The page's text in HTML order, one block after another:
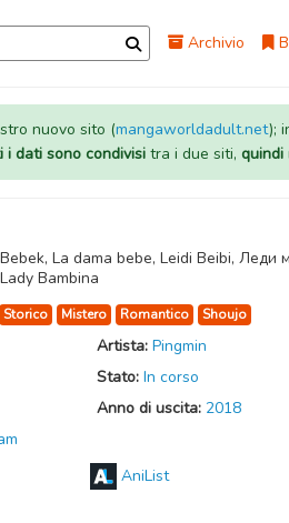
Archivio
nuovo sito (mangaworldadult.net);
i dati sono condivisitra i due siti, quindi
La dama bebe, Leidi Beibi, Леди
Bambina
Storico Mistero Romantico Shoujo
Artista: Pingmin
Stato: In corso
Anno di uscita: 2018
AniList